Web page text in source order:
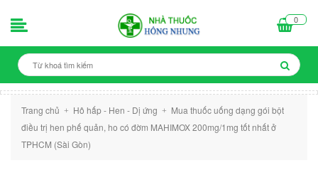
0
Trang chủ + Hô hấp - Hen - Dị ứng +
Mua thuốc uống dạng gói bột
điều trị hen phế quản, ho có đờm MAHIMOX 200mg/1mg tốt nhất ở
TPHCM (Sài Gòn)